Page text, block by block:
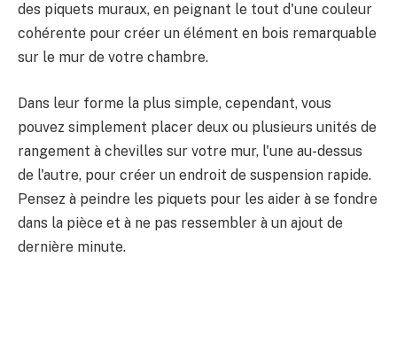
des piquets muraux, en peignant le tout d'une couleur
cohérente pour créer un élément en bois remarquable
sur le mur de votre chambre.
Dans leur forme la plus simple, cependant, vous
pouvez simplement placer deux ou plusieurs unités de
rangement à chevilles sur votre mur, l'une au-dessus
de l'autre, pour créer un endroit de suspension rapide.
Pensez à peindre les piquets pour les aider à se fondre
dans la pièce et à ne pas ressembler à un ajout de
dernière minute.